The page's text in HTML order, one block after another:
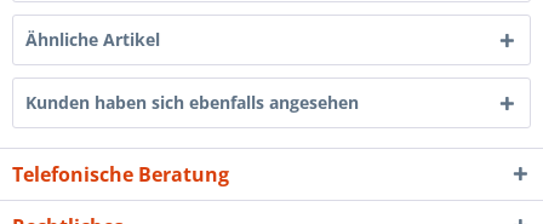
Ähnliche Artikel
Kunden haben sich ebenfalls angesehen
Telefonische Beratung